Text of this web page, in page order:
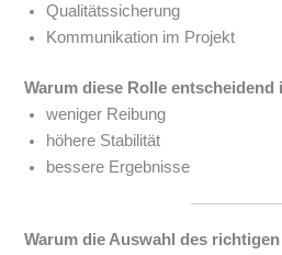
Qualitätssicherung
Kommunikation im Projekt
Warum diese Rolle entscheidend
weniger Reibung
höhere Stabilität
bessere Ergebnisse
Warum die Auswahl des